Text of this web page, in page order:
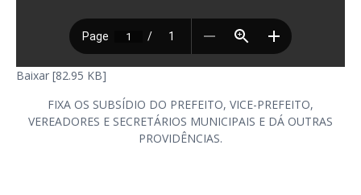
Baixar [82.95 KB]
FIXA OS SUBSÍDIO DO PREFEITO, VICE-PREFEITO,
VEREADORES E SECRETÁRIOS MUNICIPAIS E DÁ OUTRAS
PROVIDÊNCIAS.